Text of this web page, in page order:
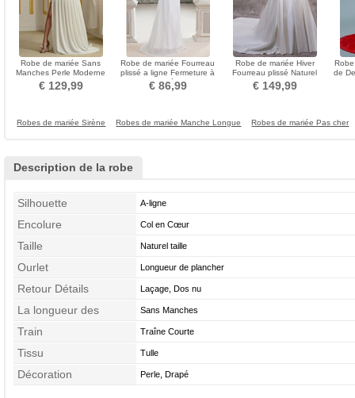
Robe de mariée Sans
Manches Perle Moderne
Couvert de Dentelle
€ 129,99
Robe de mariée Fourreau
plissé a ligne Fermeture à
glissière
€ 86,99
Robe de mariée Hiver
Fourreau plissé Naturel
taille Sans Manches
€ 149,99
de
Robes de mariée Sirène Robes de mariée Manche Longue Robes de mariée Pas cher
Description de la robe
Silhouette A-ligne
Encolure Col en Cœur
Taille Naturel taille
Ourlet Longueur de plancher
Retour Détails Laçage, Dos nu
La longueur des
manches
Sans Manches
Train Traîne Courte
Tissu Tulle
Décoration Perle, Drapé